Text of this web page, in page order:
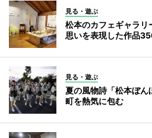
見る・遊ぶ
松本のカフェギャラ
思いを表現した作品
見る・遊ぶ
夏の風物詩「松本ぼ
町を熱気に包む